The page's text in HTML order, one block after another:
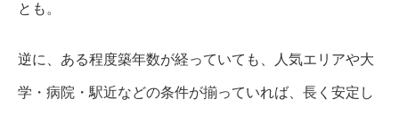
とも。
逆に、ある程度築年数が経っていても、人気エリアや大
学・病院・駅近などの条件が揃っていれば、長く安定し